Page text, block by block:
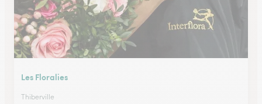
Les Floralies
Thiberville